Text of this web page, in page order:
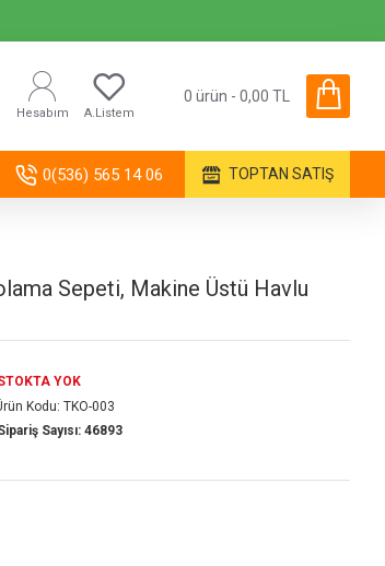
Hesabım A.Listem
0 ürün - 0,00 TL
0(536) 565 14 06 TOPTAN SATIŞ
Sepeti, Makine Üstü Havlu
YOK
Kodu: TKO-003
Sayısı: 46893